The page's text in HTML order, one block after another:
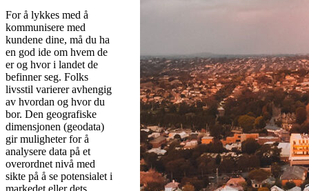
For å lykkes med å
kommunisere med
kundene dine, må du ha
en god ide om hvem de
er og hvor i landet de
befinner seg. Folks
livsstil varierer avhengig
av hvordan og hvor du
bor. Den geografiske
dimensjonen (geodata)
gir muligheter for å
analysere data på et
overordnet nivå med
sikte på å se potensialet i
markedet eller dets